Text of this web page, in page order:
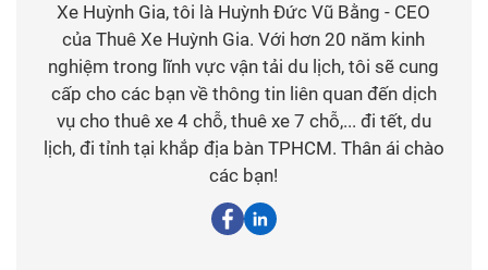
Xe Huỳnh Gia, tôi là Huỳnh Đức Vũ Bằng - CEO
của Thuê Xe Huỳnh Gia. Với hơn 20 năm kinh
nghiệm trong lĩnh vực vận tải du lịch, tôi sẽ cung
cấp cho các bạn về thông tin liên quan đến dịch
vụ cho thuê xe 4 chỗ, thuê xe 7 chỗ,... đi tết, du
lịch, đi tỉnh tại khắp địa bàn TPHCM. Thân ái chào
các bạn!